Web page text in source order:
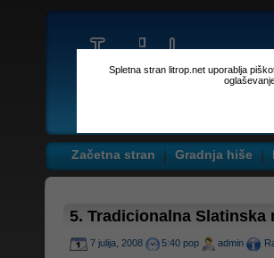
Spletna stran litrop.net uporablja
Začetna stran Gradnja hiše
5. Tradicionalna
7 julija, 2008 5:40 pop admin